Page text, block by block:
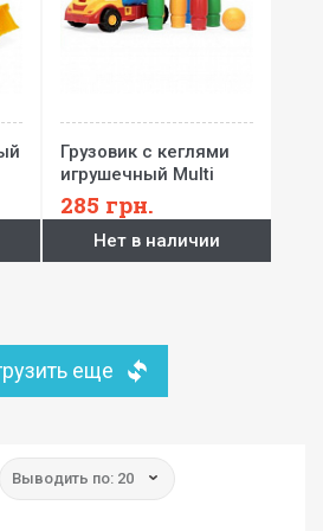
Грузовик с кеглями
игрушечный Multi
Truck
285 грн.
Нет в наличии
еще
Выводить по: 20